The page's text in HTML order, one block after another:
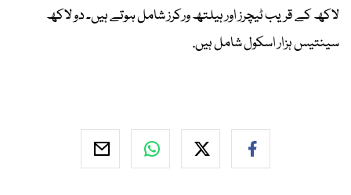
لاکھ کے قریب ٹیچرز اور ہیلتھ ورکرز شامل ہوتے ہیں۔ دو لاکھ
سینتیس ہزار اسکول شامل ہیں.